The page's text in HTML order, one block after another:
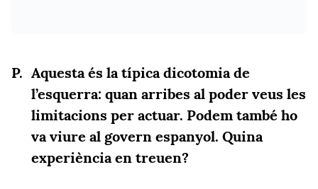
Aquesta és la típica dicotomia de
l’esquerra: quan arribes al poder veus les
limitacions per actuar. Podem també ho
va viure al govern espanyol. Quina
experiència en treuen?